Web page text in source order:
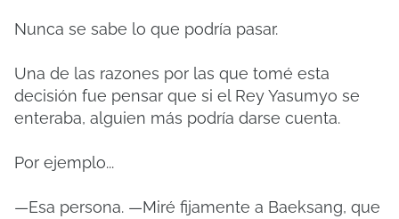
Nunca se sabe lo que podría pasar.
Una de las razones por las que tomé esta
decisión fue pensar que si el Rey Yasumyo se
enteraba, alguien más podría darse cuenta.
Por ejemplo...
—Esa persona. —Miré fijamente a Baeksang, que